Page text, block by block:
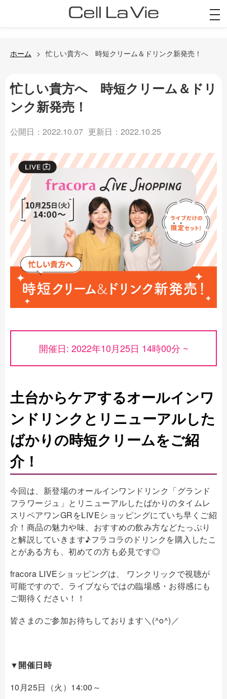
ホーム 忙しい貴方へ 時短クリーム＆ドリンク新発売！
忙しい貴方へ 時短クリーム＆ドリ
ンク新発売！
公開日：2022.10.07 更新日：2022.10.25
開催日: 2022年10月25日 14時00分 ~
土台からケアするオールインワ
ンドリンクとリニューアルした
ばかりの時短クリームをご紹
介！
今回は、新登場のオールインワンドリンク「グランド
フラワージュ」とリニューアルしたばかりのタイムレ
スリペアワンGRをLIVEショッピングにていち早くご紹
介！商品の魅力や味、おすすめの飲み方などたっぷり
と解説していきます♪フラコラのドリンクを購入したこ
とがある方も、初めての方も必見です◎
fracora LIVEショッピングは、
ワンクリックで視聴が
可能ですので、ライブならではの臨場感・お得感にも
ご期待ください！！
皆さまのご参加お待ちしております＼ (^o^) ／
▼開催日時
10月25日（火）14:00～